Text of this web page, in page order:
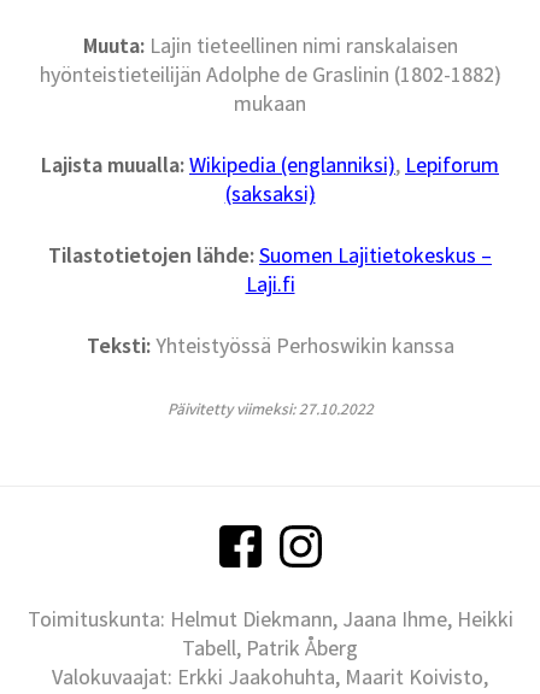
Muuta:Lajin tieteellinen nimi ranskalaisen
hyönteistieteilijän Adolphe de Graslinin (1802-1882)
mukaan
Lajista muualla:Wikipedia (englanniksi), Lepiforum
(saksaksi)
Tilastotietojen lähde:Suomen Lajitietokeskus –
Laji.fi
Teksti:Yhteistyössä Perhoswikin kanssa
Päivitetty viimeksi: 27.10.2022
Toimituskunta: Helmut Diekmann, Jaana Ihme, Heikki
Tabell, Patrik Åberg
Valokuvaajat: Erkki Jaakohuhta, Maarit Koivisto,